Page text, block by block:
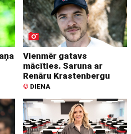
Vienmēr gatavs
mācīties. Saruna ar
Renāru Krastenbergu
© DIENA